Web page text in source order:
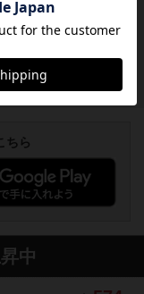
5までの数字と芋虫がか
ちら
中